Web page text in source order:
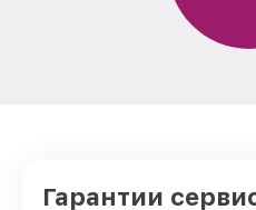
Замена USB порта
Irbis
Гарантии